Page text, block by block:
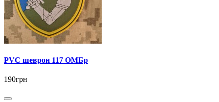
PVC шеврон 117 ОМБр
190грн